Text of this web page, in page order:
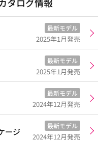
最新モデル
2025年1月発売
最新モデル
2025年1月発売
最新モデル
2024年12月発売
ージ
最新モデル
2024年12月発売